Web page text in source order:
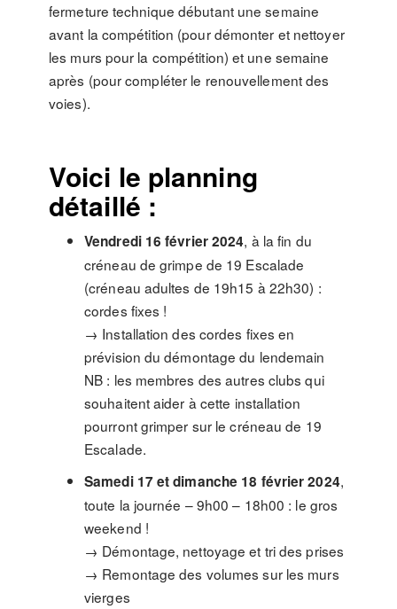
fermeture technique débutant une semaine
avant la compétition (pour démonter et nettoyer
les murs pour la compétition) et une semaine
après (pour compléter le renouvellement des
voies).
Voici le planning
détaillé :
Vendredi 16 février 2024, à la fin du
créneau de grimpe de 19 Escalade
(créneau adultes de 19h15 à 22h30) :
cordes fixes !
→ Installation des cordes fixes en
prévision du démontage du lendemain
NB : les membres des autres clubs qui
souhaitent aider à cette installation
pourront grimper sur le créneau de 19
Escalade.
Samedi 17 et dimanche 18 février 2024,
toute la journée – 9h00 – 18h00 : le gros
weekend !
→ Démontage, nettoyage et tri des prises
→ Remontage des volumes sur les murs
vierges